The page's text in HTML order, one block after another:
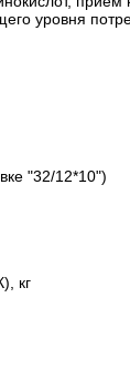
уровня
"32/12*10")
кг